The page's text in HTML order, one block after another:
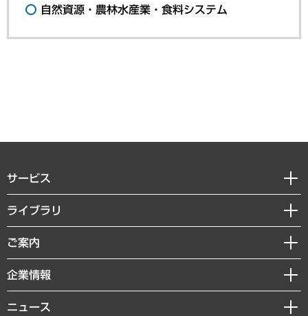
自然資源・農林水産業・食料システム
サービス
経営戦略
組織・人事戦略
デジタルイノベーション
共生・ダイバーシティ
ライブラリ
経済調査
レポート
コラム
ご案内
セミナー・イベント情報
MUFGビジネスセミナー
受託案件情報
企業情報
私たちの想い
ニュース